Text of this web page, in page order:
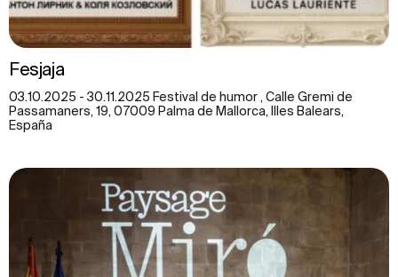
Fesjaja
03.10.2025 - 30.11.2025 Festival de humor , Calle Gremi de
Passamaners, 19, 07009 Palma de Mallorca, Illes Balears,
España